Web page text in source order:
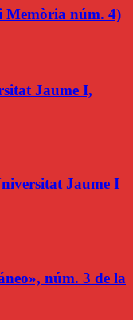
Memòria núm. 4)
Jaume I,
Jaume I
núm. 3 de la